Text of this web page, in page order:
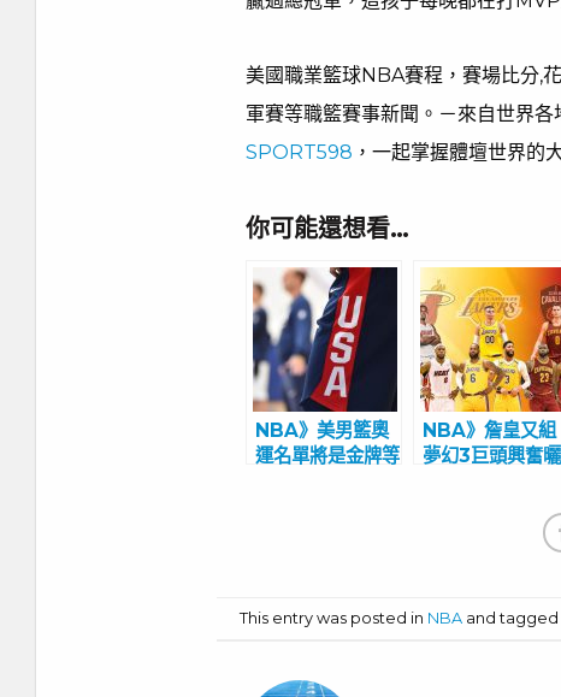
美國職業籃球NBA賽程，賽場比分,
軍賽等職籃賽事新聞。－來自世界
SPORT598 ，一起掌握體壇世界的
你可能還想看…
NBA》美男籃奧
運名單將是金牌等
NBA》詹皇又組
夢幻3巨頭興奮曬
This entry was posted in NBA and tagged